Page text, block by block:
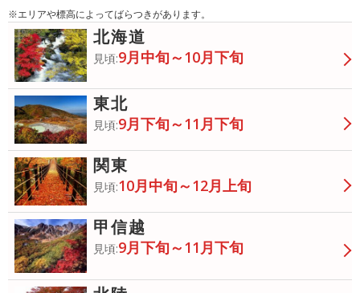
※エリアや標高によってばらつきがあります。
北海道
見頃:9月中旬～10月下旬
東北
見頃:9月下旬～11月下旬
関東
見頃:10月中旬～12月上旬
甲信越
見頃:9月下旬～11月下旬